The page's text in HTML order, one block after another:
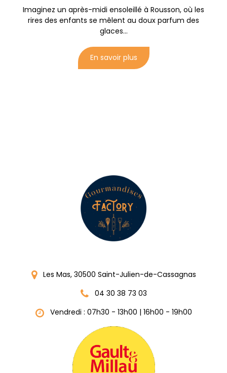
Imaginez un après-midi ensoleillé à Rousson, où les
rires des enfants se mêlent au doux parfum des
glaces...
En savoir plus
Les Mas, 30500 Saint-Julien-de-Cassagnas
04 30 38 73 03
Vendredi : 07h30 - 13h00 | 16h00 - 19h00